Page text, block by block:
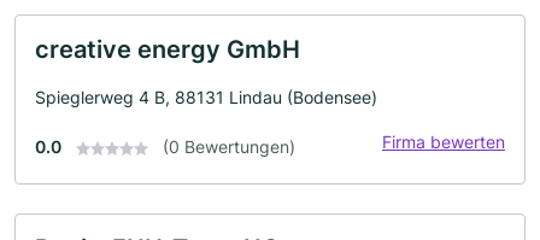
creative energy GmbH
Spieglerweg 4 B, 88131 Lindau (Bodensee)
0.0 (0 Bewertungen) Firma bewerten